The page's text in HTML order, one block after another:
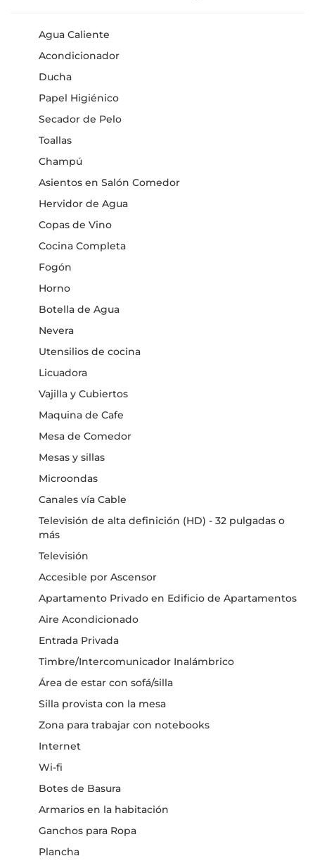
Agua Caliente
Acondicionador
Ducha
Papel Higiénico
Secador de Pelo
Toallas
Champú
Asientos en Salón Comedor
Hervidor de Agua
Copas de Vino
Cocina Completa
Fogón
Horno
Botella de Agua
Nevera
Utensilios de cocina
Licuadora
Vajilla y Cubiertos
Maquina de Cafe
Mesa de Comedor
Mesas y sillas
Microondas
Canales vía Cable
Televisión de alta definición (HD) - 32 pulgadas o
más
Televisión
Accesible por Ascensor
Apartamento Privado en Edificio de Apartamentos
Aire Acondicionado
Entrada Privada
Timbre/Intercomunicador Inalámbrico
Área de estar con sofá/silla
Silla provista con la mesa
Zona para trabajar con notebooks
Internet
Wi-fi
Botes de Basura
Armarios en la habitación
Ganchos para Ropa
Plancha